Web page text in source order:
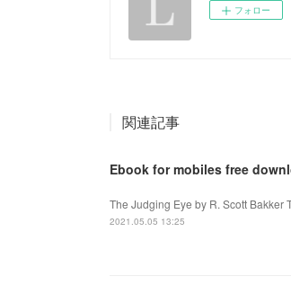
フォロー
関連記事
Ebook for mobiles free
The Judging Eye by R. Scott Bakker
2021.05.05 13:25